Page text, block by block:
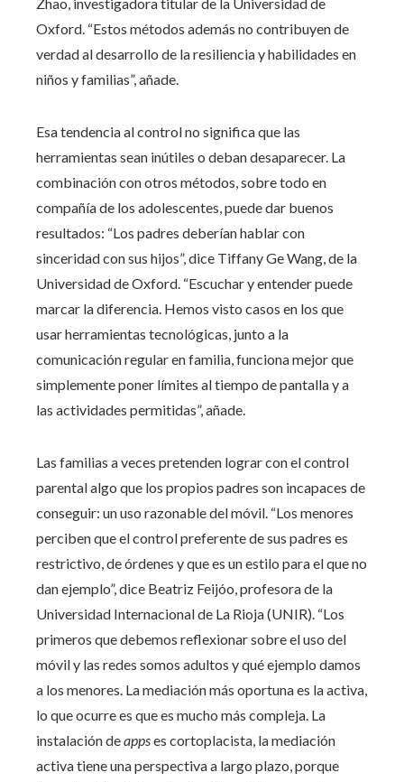
Oxford. “Estos métodos además no contribuyen de
verdad al desarrollo de la resiliencia y habilidades en
niños y familias”, añade.
Esa tendencia al control no significa que las
herramientas sean inútiles o deban desaparecer. La
combinación con otros métodos, sobre todo en
compañía de los adolescentes, puede dar buenos
resultados: “Los padres deberían hablar con
sinceridad con sus hijos”, dice Tiffany Ge Wang, de la
Universidad de Oxford. “Escuchar y entender puede
marcar la diferencia. Hemos visto casos en los que
usar herramientas tecnológicas, junto a la
comunicación regular en familia, funciona mejor que
simplemente poner límites al tiempo de pantalla y a
las actividades permitidas”, añade.
Las familias a veces pretenden lograr con el control
parental algo que los propios padres son incapaces de
conseguir: un uso razonable del móvil. “Los menores
perciben que el control preferente de sus padres es
restrictivo, de órdenes y que es un estilo para el que no
dan ejemplo”, dice Beatriz Feijóo, profesora de la
Universidad Internacional de La Rioja (UNIR). “Los
primeros que debemos reflexionar sobre el uso del
móvil y las redes somos adultos y qué ejemplo damos
a los menores. La mediación más oportuna es la activa,
lo que ocurre es que es mucho más compleja. La
instalación deappses cortoplacista, la mediación
activa tiene una perspectiva a largo plazo, porque